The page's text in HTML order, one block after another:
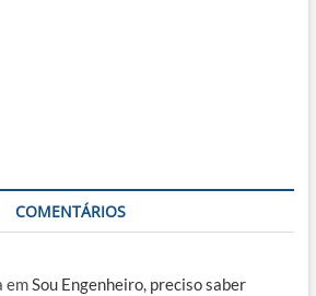
COMENTÁRIOS
emSou Engenheiro, preciso saber